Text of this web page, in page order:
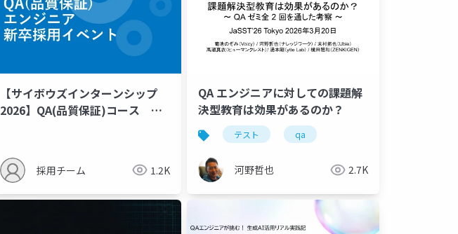
【サイボウズインターンシップ
2026】QA(品質保証)コース 紹
採用チーム 1.2K
QA エンジニアに対しての課題解
決型教育は効果があるのか？
テスト qa
河野哲也 2.7K